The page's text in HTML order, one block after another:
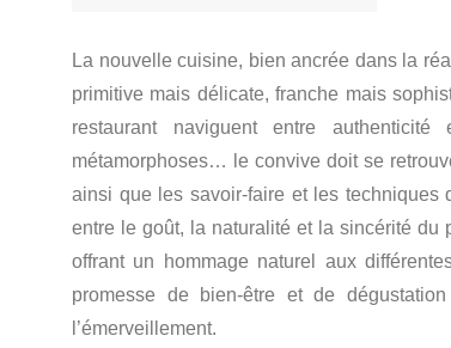
La nouvelle cuisine, bien ancrée dans la
primitive mais délicate, franche mais
restaurant naviguent entre
métamorphoses… le convive doit se
ainsi que les savoir-faire et les techniques
entre le goût, la naturalité et la sincérité
offrant un hommage naturel aux
promesse de bien-être et de
l’émerveillement.